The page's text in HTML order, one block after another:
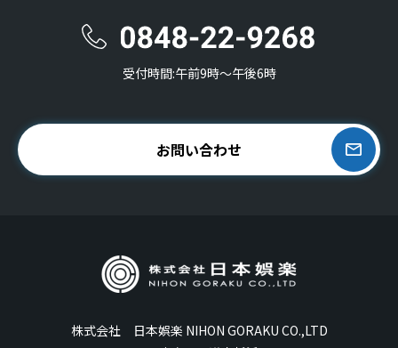
受付時間:午前9時〜午後6時
お問い合わせ
株式会社 日本娯楽 NIHON GORAKU CO.,LTD